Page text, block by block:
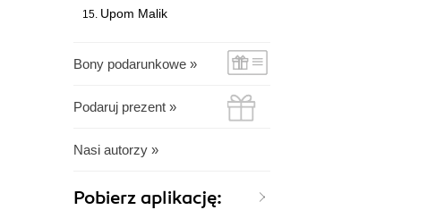
Upom Malik
Bony podarunkowe »
Podaruj prezent »
Nasi autorzy »
Pobierz aplikację: